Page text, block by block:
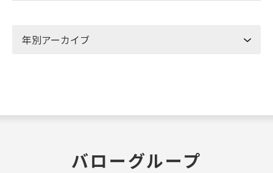
バローグループ